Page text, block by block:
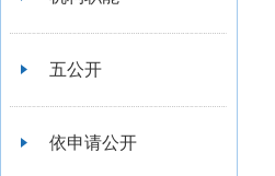
五公开
依申请公开